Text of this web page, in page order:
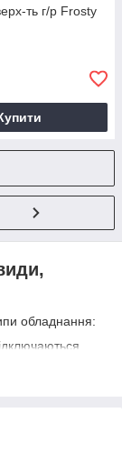
ть г/р Frosty
обладнання:
або з